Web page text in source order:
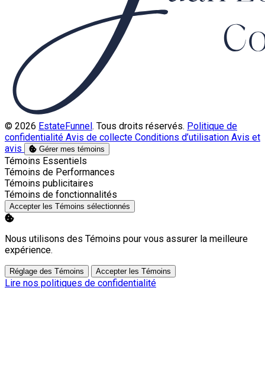
© 2026 EstateFunnel. Tous droits réservés. Politique de
confidentialité Avis de collecte Conditions d’utilisation Avis et
avis
Gérer mes témoins
Activer
Témoins Essentiels
Activer
Témoins de Performances
Activer
Témoins publicitaires
Activer
Témoins de fonctionnalités
Accepter les Témoins sélectionnés
Nous utilisons des Témoins pour vous assurer la meilleure
expérience.
Réglage des Témoins Accepter les Témoins
Lire nos politiques de confidentialité